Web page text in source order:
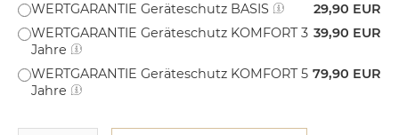
WERTGARANTIE Geräteschutz BASIS
29,90 EUR
WERTGARANTIE Geräteschutz KOMFORT 3
Jahre
39,90 EUR
WERTGARANTIE Geräteschutz KOMFORT 5
Jahre
79,90 EUR